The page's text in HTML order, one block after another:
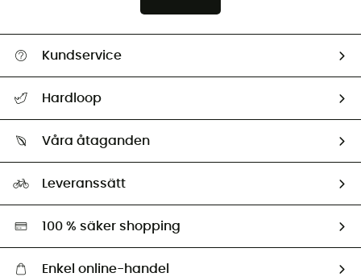
Kundservice
Retur & återbetalning
Hardloop
Ambassadörer
Våra åtaganden
Miljöanpassat urval
Leveranssätt
100 % säker shopping
Enkel online-handel